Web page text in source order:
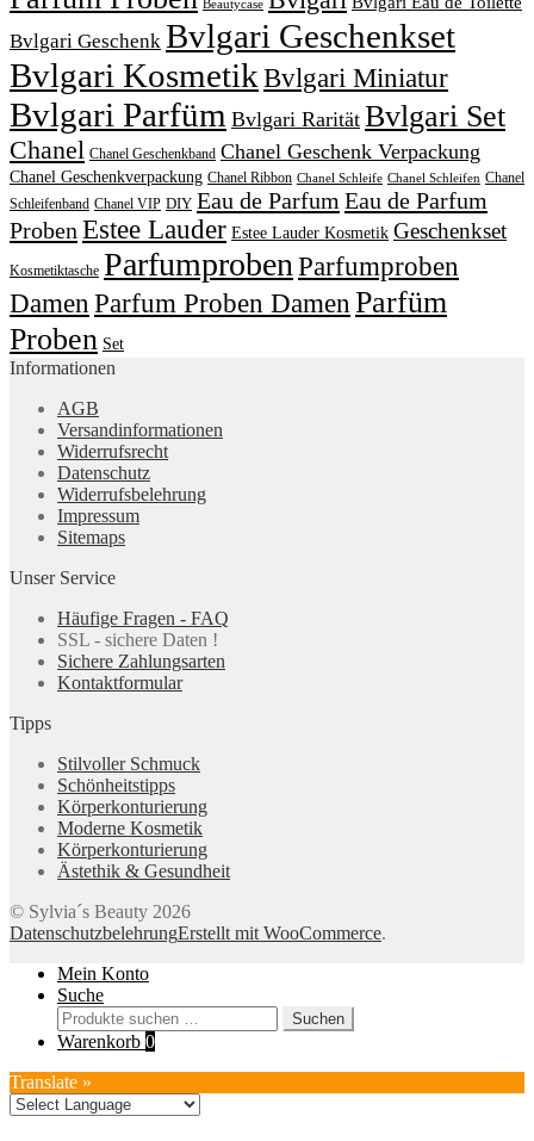
Beautycase
Bvlgari Geschenk Bvlgari Geschenkset
Bvlgari KosmetikBvlgari Miniatur
Bvlgari Parfüm Bvlgari Rarität Bvlgari Set
Chanel Chanel Geschenkband Chanel Geschenk Verpackung
Chanel Geschenkverpackung Chanel Ribbon Chanel Schleife Chanel Schleifen Chanel
Schleifenband Chanel VIP DIY Eau de Parfum Eau de Parfum
Proben Estee Lauder Estee Lauder Kosmetik Geschenkset
Kosmetiktasche Parfumproben Parfumproben
Damen Parfum Proben Damen Parfüm
Proben Set
Informationen
AGB
Versandinformationen
Widerrufsrecht
Datenschutz
Widerrufsbelehrung
Impressum
Sitemaps
Unser Service
Häufige Fragen - FAQ
SSL - sichere Daten !
Sichere Zahlungsarten
Kontaktformular
Tipps
Stilvoller Schmuck
Schönheitstipps
Körperkonturierung
Moderne Kosmetik
Körperkonturierung
Ästethik & Gesundheit
© Sylvia´s Beauty 2026
DatenschutzbelehrungErstellt mit WooCommerce.
Mein Konto
Suche
Suchen
nach:
Suchen
Warenkorb 0
Translate »